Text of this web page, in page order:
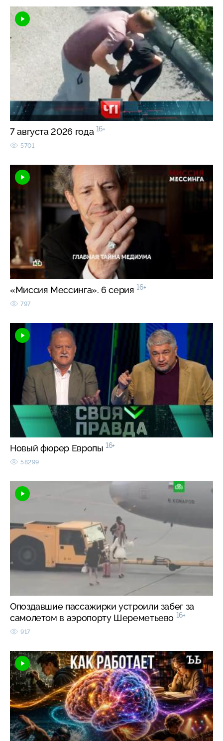
7 августа 2026 года 16+
5701
«Миссия Мессинга». 6 серия 16+
797
Новый фюрер Европы 16+
58299
Опоздавшие пассажирки устроили забег за
самолетом в аэропорту Шереметьево 16+
917